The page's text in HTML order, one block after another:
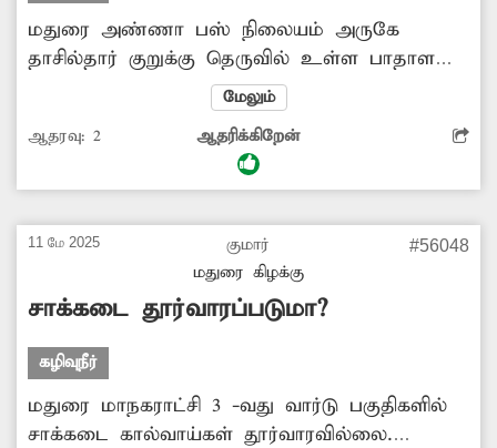
மதுரை அண்ணா பஸ் நிலையம் அருகே
தாசில்தார் குறுக்கு தெருவில் உள்ள பாதாள
சாக்கடை தொட்டியின் மூடி சேதமடைந்து
உள்ளது. இதனால் கடந்த சில மாதாங்களாகவே
அதில் மண் மற்றும் குப்பைகள் அடைத்து
கழிவுநீர் நிரம்பி அடிக்கடி வெளியேறி தெருவில்
அதிக துர்நாற்றம் வீசுவதுடன் சுகாதார சீர்கேடு
ஏற்படுகின்றது. எனவே இதுகுறித்து
சம்பந்தப்பட்ட அதிகாரிகள் விரைந்து நடவடிக்கை
எடுப்பார்களா
மேலும்
ஆதரவு: 2 ஆதரிக்கிறேன்
11 மே 2025
குமார்
மதுரை கிழக்கு
#56048
சாக்கடை தூர்வாரப்படுமா?
கழிவுநீர்
மதுரை மாநகராட்சி 3 -வது வார்டு பகுதிகளில்
சாக்கடை கால்வாய்கள் தூர்வாரவில்லை.